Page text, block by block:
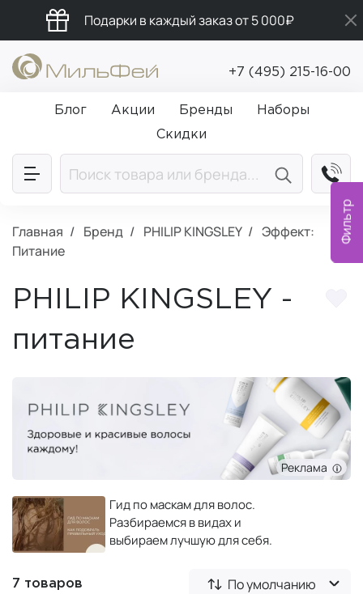
Фильтр
Подарки в каждый заказ от 5 000₽
Бесплатная доставка от 5 000₽
Промокод ПРИВЕТ
+7 (495) 215-16-00
Блог Акции Бренды
Наборы
Скидки
Главная Бренд PHILIP KINGSLEY
Эффект:
Питание
PHILIP KINGSLEY -
питание
Реклама
Гид по маскам для волос.
Разбираемся в видах и
выбираем лучшую для себя.
7 товаров По умолчанию